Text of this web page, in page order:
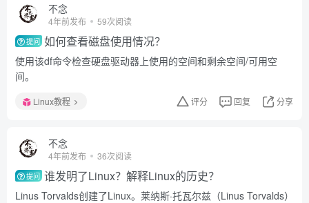
不念
4年前发布 59次阅读
提问 如何查看磁盘使用情况？
使用该df命令检查硬盘驱动器上使用的空间和剩余空间/可用空
间。
Linux教程 评分 回复 分享
不念
4年前发布 36次阅读
提问 谁发明了Linux？解释Linux的历史？
Linus Torvalds创建了Linux。莱纳斯·托瓦尔兹（Linus Torvalds）